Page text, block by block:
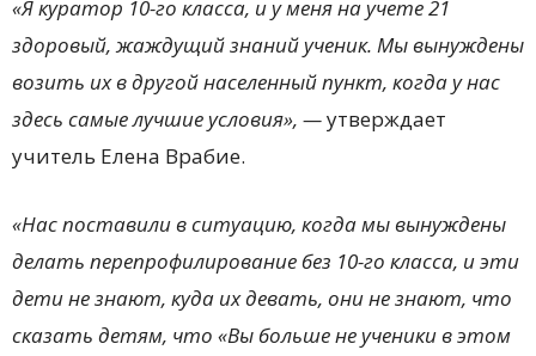
«Я куратор 10-го класса, и у меня на учете 21
здоровый, жаждущий знаний ученик. Мы вынуждены
возить их в другой населенный пункт, когда у нас
здесь самые лучшие условия», —утверждает
учитель Елена Врабие.
«Нас поставили в ситуацию, когда мы вынуждены
делать перепрофилирование без 10-го класса, и эти
дети не знают, куда их девать, они не знают, что
сказать детям, что «Вы больше не ученики в этом